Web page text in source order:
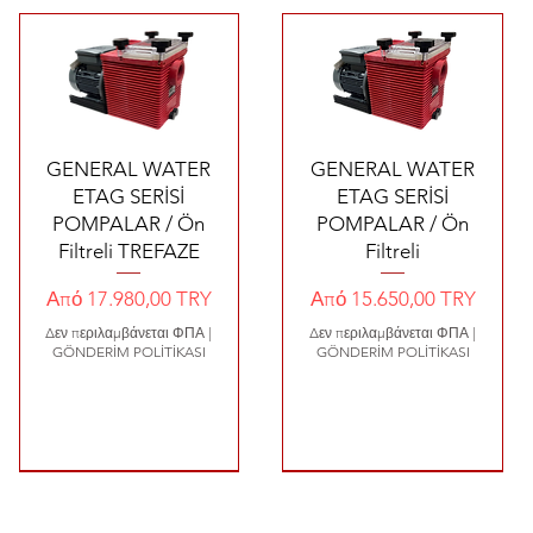
Γρήγορη προβολή
GENERAL WATER
ETAG SERİSİ
POMPALAR / Ön
Filtreli TREFAZE
Από 17.980,00 TRY
Τιμή Έκπτωσης
Δεν περιλαμβάνεται ΦΠΑ |
GÖNDERİM POLİTİKASI
Γρήγορη προβολή
GENERAL WATER
ETAG SERİSİ
POMPALAR / Ön
Filtreli
Από 15.650,00 TRY
Τιμή Έκπτωσης
Δεν περιλαμβάνεται ΦΠΑ |
GÖNDERİM POLİTİKASI